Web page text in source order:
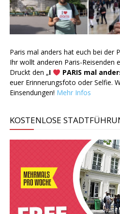
Paris mal anders hat euch bei der
Ihr wollt anderen Paris-Reisenden
Druckt den „I PARIS mal
euer Erinnerungsfoto oder Selfie.
Einsendungen! Mehr Infos
KOSTENLOSE